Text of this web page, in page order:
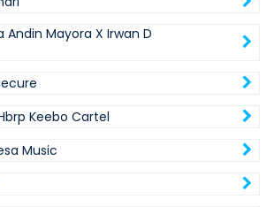
Andin Mayora X Irwan D
Keebo Cartel
Music